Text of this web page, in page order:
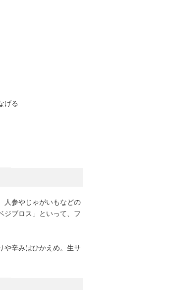
げる
人参やじゃがいもなどの
ジブロス」といって、フ
や辛みはひかえめ。生サ